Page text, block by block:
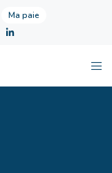
Ma paie